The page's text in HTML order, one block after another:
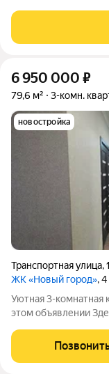
Почему стоит
распределена
6 950 000 ₽
79,6 м² 3-комн.
новостройка
Транспортная улица,
ЖК «Новый город»,
Уютная 3-комнатная
этом объявлении Здесь не нужно переделывать и доделывать.
косметическим ремонтом готова принять новых